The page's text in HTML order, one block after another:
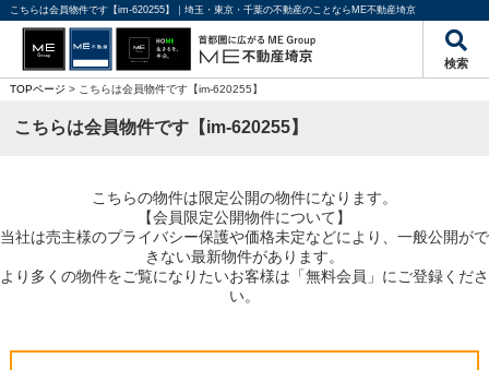
こちらは会員物件です【im-620255】｜埼玉・東京・千葉の不動産のことならME不動産埼京
検索
TOPページ > こちらは会員物件です【im-620255】
こちらは会員物件です【im-620255】
こちらの物件は限定公開の物件になります。
【会員限定公開物件について】
当社は売主様のプライバシー保護や価格未定などにより、一般公開がで
きない最新物件があります。
より多くの物件をご覧になりたいお客様は「無料会員」にご登録くださ
い。